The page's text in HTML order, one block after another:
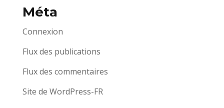
Méta
Connexion
Flux des publications
Flux des commentaires
Site de WordPress-FR